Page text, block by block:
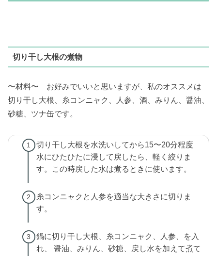
切り干し大根の煮物
〜材料〜 お好みでいいと思いますが、私のオススメは
切り干し大根、糸コンニャク、人参、酒、みりん、醤油、
砂糖、ツナ缶です。
切り干し大根を水洗いしてから15〜20分程度
水にひたひたに浸して戻したら、軽く絞りま
す。この時戻した水は煮るときに使います。
糸コンニャクと人参を適当な大きさに切りま
す。
鍋に切り干し大根、糸コンニャク、人参、を入
れ、 醤油、みりん、砂糖、戻し水を加えて煮て